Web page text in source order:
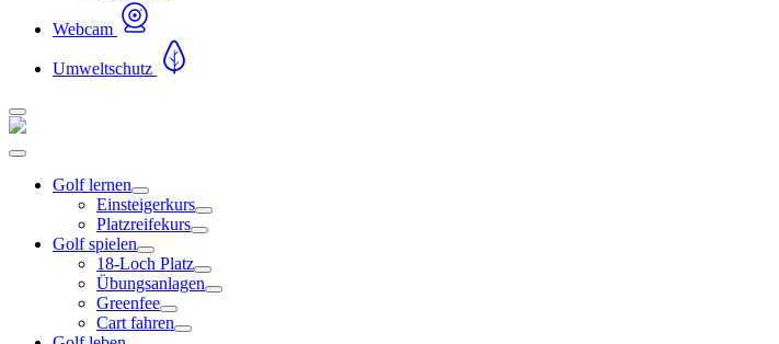
Webcam
Umweltschutz
Golf lernen
Einsteigerkurs
Platzreifekurs
Golf spielen
18-Loch Platz
Übungsanlagen
Greenfee
Cart fahren